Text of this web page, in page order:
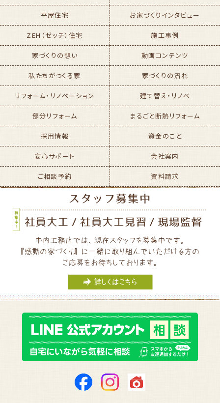
平屋住宅 お家づくりインタビュー
ZEH（ゼッチ）住宅 施工事例
家づくりの想い 動画コンテンツ
私たちがつくる家 家づくりの流れ
リフォーム・リノベーション 建て替え・リノベ
部分リフォーム まるごと断熱リフォーム
採用情報 資金のこと
安心サポート 会社案内
ご相談予約 資料請求